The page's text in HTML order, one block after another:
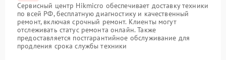
Сервисный центр Hikmicro обеспечивает доставку техники
по всей РФ, бесплатную диагностику и качественный
ремонт, включая срочный ремонт. Клиенты могут
отслеживать статус ремонта онлайн. Также
предоставляется постгарантийное обслуживание для
продления срока службы техники